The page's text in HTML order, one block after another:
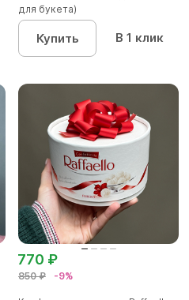
для букета)
Купить В 1 клик
850 ₽ -9%
770 ₽